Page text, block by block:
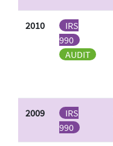
2010
IRS
990
AUDIT
2009
IRS
990